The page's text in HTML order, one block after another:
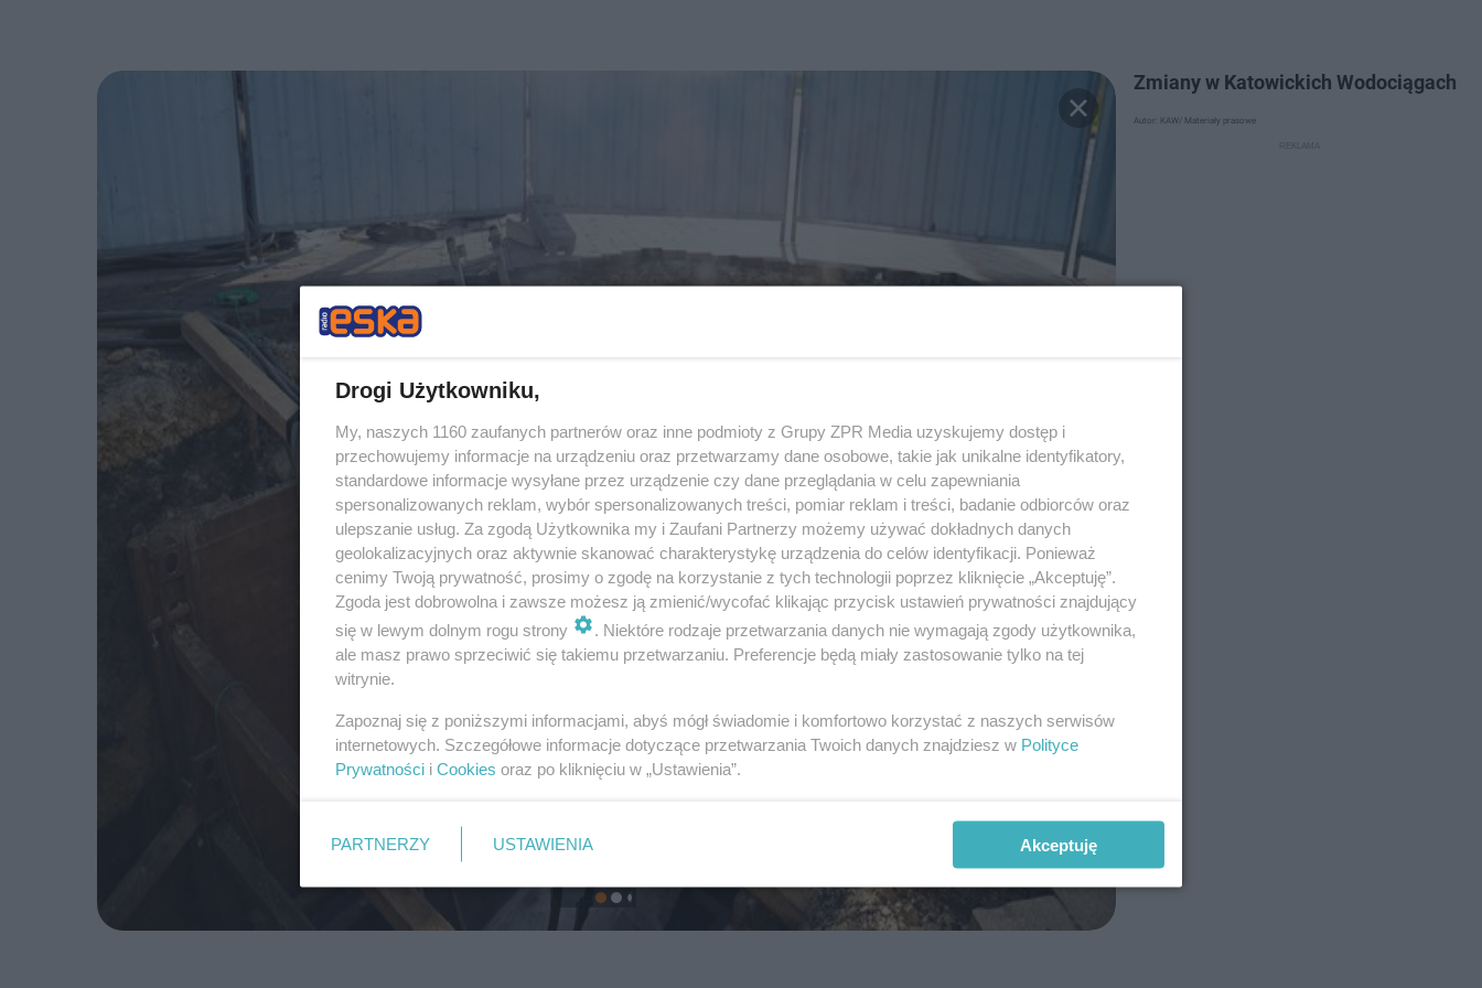
Zmiany w Katowickich Wodociągach
Autor: KAW/ Materiały prasowe
Drogi Użytkowniku,
My, naszych 1160 zaufanych partnerów oraz inne podmioty z Grupy ZPR Media uzyskujemy dostęp i
przechowujemy informacje na urządzeniu oraz przetwarzamy dane osobowe, takie jak unikalne identyfikatory,
standardowe informacje wysyłane przez urządzenie czy dane przeglądania w celu zapewniania
spersonalizowanych reklam, wybór spersonalizowanych treści, pomiar reklam i treści, badanie odbiorców oraz
ulepszanie usług. Za zgodą Użytkownika my i Zaufani Partnerzy możemy używać dokładnych danych
geolokalizacyjnych oraz aktywnie skanować charakterystykę urządzenia do celów identyfikacji. Ponieważ
cenimy Twoją prywatność, prosimy o zgodę na korzystanie z tych technologii poprzez kliknięcie „Akceptuję”.
Zgoda jest dobrowolna i zawsze możesz ją zmienić/wycofać klikając przycisk ustawień prywatności znajdujący
się w lewym dolnym rogu strony
. Niektóre rodzaje przetwarzania danych nie wymagają zgody użytkownika,
ale masz prawo sprzeciwić się takiemu przetwarzaniu. Preferencje będą miały zastosowanie tylko na tej
witrynie.
Zapoznaj się z poniższymi informacjami, abyś mógł świadomie i komfortowo korzystać z naszych serwisów
internetowych. Szczegółowe informacje dotyczące przetwarzania Twoich danych znajdziesz w Polityce
Prywatności i Cookies oraz po kliknięciu w „Ustawienia”.
PARTNERZY USTAWIENIA Akceptuję